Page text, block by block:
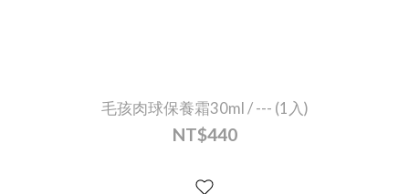
毛孩肉球保養霜30ml / --- (1入)
NT$440